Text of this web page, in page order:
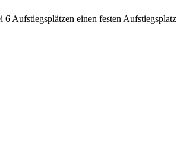
Aufstiegsplätzen einen festen Aufstiegsplatz